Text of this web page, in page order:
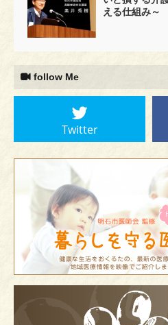
える仕組み
follow Me
Twitter